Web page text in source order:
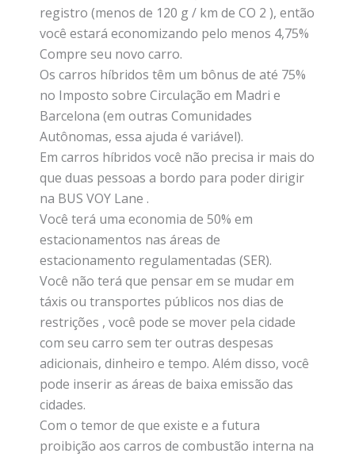
registro (menos de 120 g / km de CO 2 ), então
você estará economizando pelo menos 4,75%
Compre seu novo carro.
Os carros híbridos têm um bônus de até 75%
no Imposto sobre Circulação em Madri e
Barcelona (em outras Comunidades
Autônomas, essa ajuda é variável).
Em carros híbridos você não precisa ir mais do
que duas pessoas a bordo para poder dirigir
na BUS VOY Lane .
Você terá uma economia de 50% em
estacionamentos nas áreas de
estacionamento regulamentadas (SER).
Você não terá que pensar em se mudar em
táxis ou transportes públicos nos dias de
restrições , você pode se mover pela cidade
com seu carro sem ter outras despesas
adicionais, dinheiro e tempo. Além disso, você
pode inserir as áreas de baixa emissão das
cidades.
Com o temor de que existe e a futura
proibição aos carros de combustão interna na